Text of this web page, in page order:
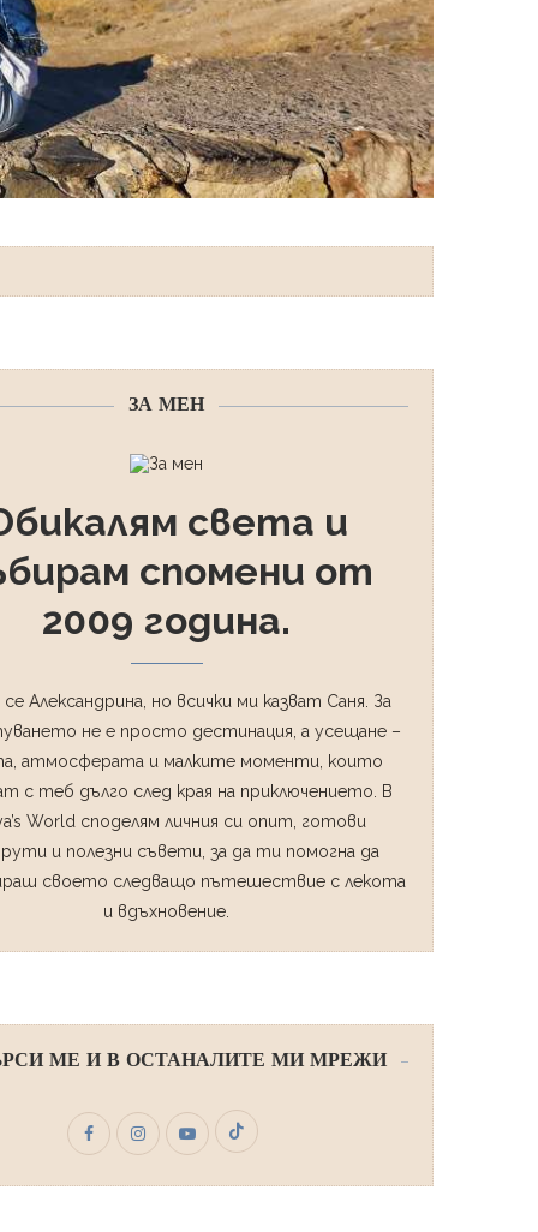
ЗА МЕН
света и
спомени от
2009 година.
се Александрина, но всички ми казват Саня. За
не е просто дестинация, а усещане –
атмосферата и малките моменти, които
с теб дълго след края на приключението. В
World споделям личния си опит, готови
и полезни съвети, за да ти помогна да
своето следващо пътешествие с лекота
и вдъхновение.
МЕ И В ОСТАНАЛИТЕ МИ МРЕЖИ